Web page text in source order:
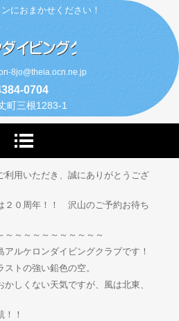
におまかせください！
8jo@theia.ocn.ne.jp
0704
町三根1283-1
利用いただき、誠にありがとうござ
２０周年！！ 沢山のご予約お待ち
～～～～～～～～～～～
ルケロンダイビングクラブです！
トの強い鉛色の空。
しくない天気ですが、風は北東、
！